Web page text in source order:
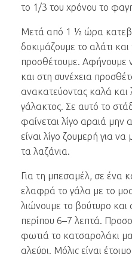
το 1/3 του χρόνου το
Μετά από 1 ½ ώρα
δοκιμάζουμε το αλάτι και
προσθέτουμε. Αφήνουμε
και στη συνέχεια
ανακατεύοντας καλά και
γάλακτος. Σε αυτό το
φαίνεται λίγο αραιά μην
είναι λίγο ζουμερή για
τα λαζάνια.
Για τη μπεσαμέλ, σε ένα
ελαφρά το γάλα με το
λιώνουμε το βούτυρο και
περίπου 6–7 λεπτά.
φωτιά το κατσαρολάκι
αλεύρι. Μόλις είναι